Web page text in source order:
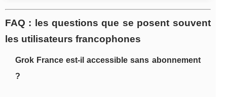
FAQ : les questions que se posent souvent
les utilisateurs francophones
Grok France est-il accessible sans abonnement
?